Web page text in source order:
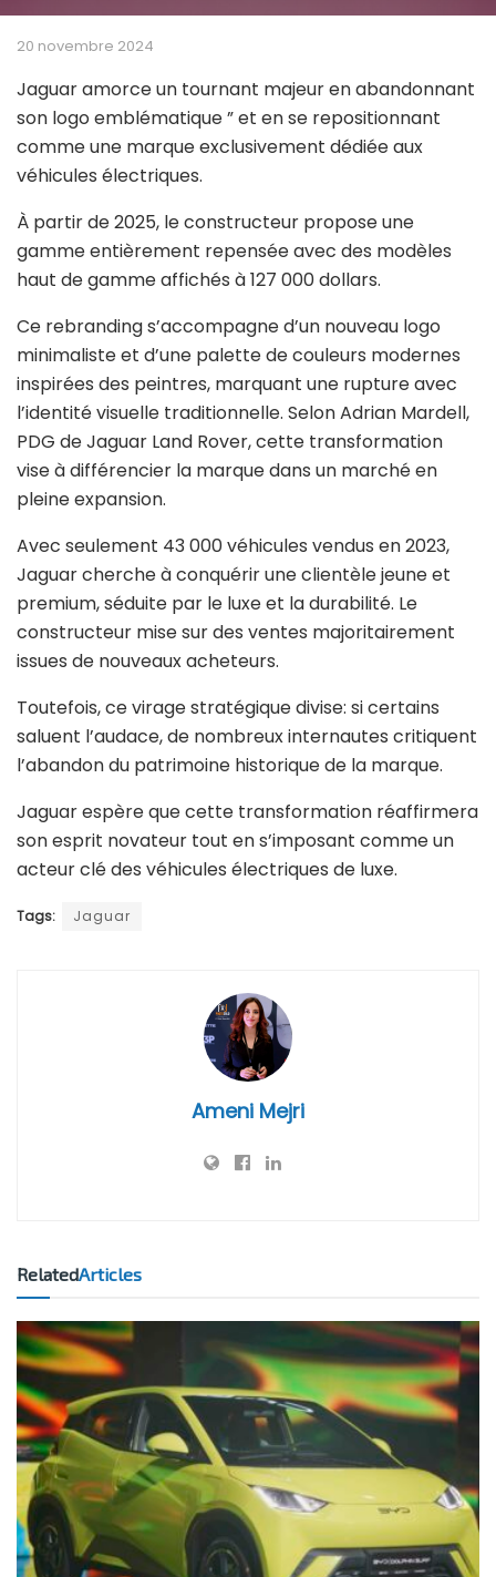
20 novembre 2024
Jaguar amorce un tournant majeur en abandonnant
son logo emblématique ” et en se repositionnant
comme une marque exclusivement dédiée aux
véhicules électriques.
À partir de 2025, le constructeur propose une
gamme entièrement repensée avec des modèles
haut de gamme affichés à 127 000 dollars.
Ce rebranding s’accompagne d’un nouveau logo
minimaliste et d’une palette de couleurs modernes
inspirées des peintres, marquant une rupture avec
l’identité visuelle traditionnelle. Selon Adrian Mardell,
PDG de Jaguar Land Rover, cette transformation
vise à différencier la marque dans un marché en
pleine expansion.
Avec seulement 43 000 véhicules vendus en 2023,
Jaguar cherche à conquérir une clientèle jeune et
premium, séduite par le luxe et la durabilité. Le
constructeur mise sur des ventes majoritairement
issues de nouveaux acheteurs.
Toutefois, ce virage stratégique divise: si certains
saluent l’audace, de nombreux internautes critiquent
l’abandon du patrimoine historique de la marque.
Jaguar espère que cette transformation réaffirmera
son esprit novateur tout en s’imposant comme un
acteur clé des véhicules électriques de luxe.
Tags: Jaguar
Ameni Mejri
RelatedArticles